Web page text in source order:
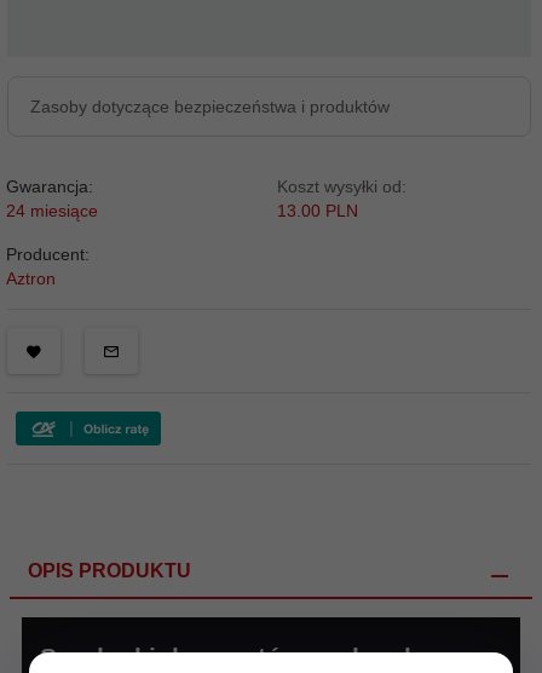
Zasoby dotyczące bezpieczeństwa i produktów
Gwarancja:
24 miesiące
Koszt wysyłki od:
13.00 PLN
Producent:
Aztron
OPIS PRODUKTU
Spodenki do sportów wodnych